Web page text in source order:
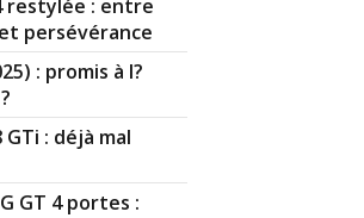
restylée : entre
persévérance
: promis à l?
: déjà mal
GT 4 portes :